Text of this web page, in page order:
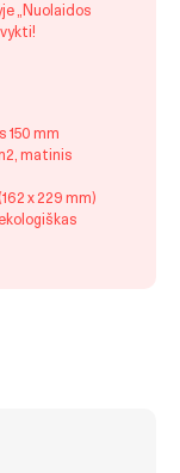
„Nuolaidos
150 mm
matinis
x 229 mm)